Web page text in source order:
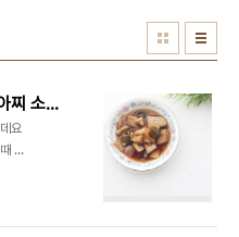
양파장아찌만들기 백종원 양파장아찌 소스 담그는법 간장 비율 고추장아찌
요
혹
는